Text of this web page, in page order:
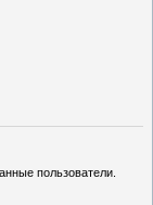
пользователи.